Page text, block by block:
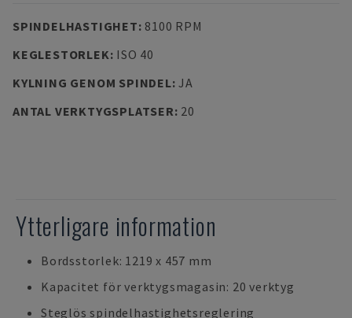
SPINDELHASTIGHET: 8100 RPM
KEGLESTORLEK: ISO 40
KYLNING GENOM SPINDEL:JA
ANTAL VERKTYGSPLATSER: 20
Ytterligare information
Bordsstorlek: 1219 x 457 mm
Kapacitet för verktygsmagasin: 20 verktyg
Steglös spindelhastighetsreglering